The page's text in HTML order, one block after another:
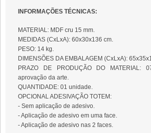
INFORMAÇÕES TÉCNICAS:
MATERIAL: MDF cru 15 mm.
MEDIDAS (CxLxA): 60x30x136 cm.
PESO: 14 kg.
DIMENSÕES DA EMBALAGEM (CxLxA):
PRAZO DE PRODUÇÃO DO MATERIAL:
aprovação da arte.
QUANTIDADE: 01 unidade.
OPCIONAL ADESIVAÇÃO TOTEM:
- Sem aplicação de adesivo.
- Aplicação de adesivo em uma face.
- Aplicação de adesivo nas 2 faces.